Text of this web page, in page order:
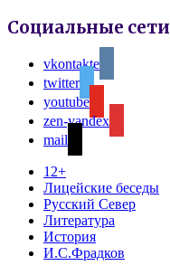
Социальные сети
vkontakte
twitter
youtube
zen-yandex
mail
12+
Лицейские беседы
Русский Север
Литература
История
И.С.Фрадков